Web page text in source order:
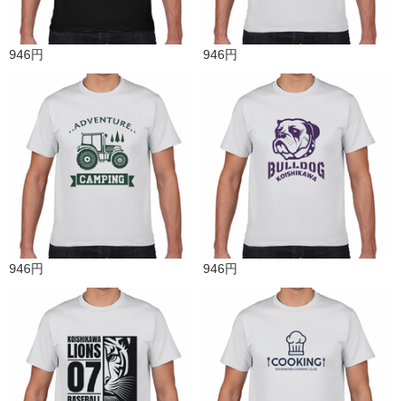
946円 946円
946円 946円